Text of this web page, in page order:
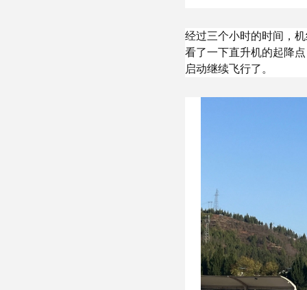
经过三个小时的时间，
看了一下直升机的起降
启动继续飞行了。